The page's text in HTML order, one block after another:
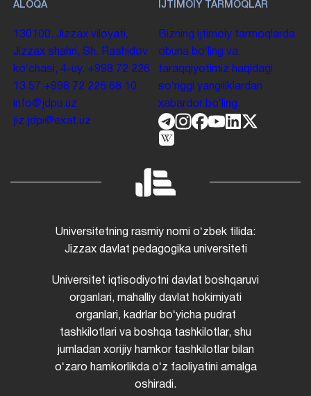
ALOQA
130100. Jizzax viloyati,
Jizzax shahri, Sh. Rashidov
koʻchasi, 4-uy. +998 72 226
13 57 +998 72 226 68 10
info@jdpu.uz
jiz.jdpi@exat.uz
IJTIMOIY TARMOQLAR
Bizning ijtimoiy tarmoqlarda
obuna boʻling va
taraqqiyotimiz haqidagi
soʻnggi yangiliklardan
xabardor boʻling.
Universitetning rasmiy nomi oʻzbek tilida:
Jizzax davlat pedagogika universiteti
Universitet iqtisodiyotni davlat boshqaruvi
organlari, mahalliy davlat hokimiyati
organlari, kadrlar boʻyicha pudrat
tashkilotlari va boshqa tashkilotlar, shu
jumladan xorijiy hamkor tashkilotlar bilan
oʻzaro hamkorlikda oʻz faoliyatini amalga
oshiradi.